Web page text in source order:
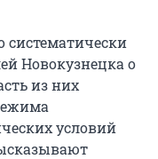
систематически
Новокузнецка о
из них
условий